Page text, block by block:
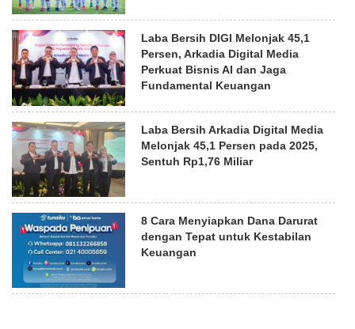
Laba Bersih DIGI Melonjak 45,1
Persen, Arkadia Digital Media
Perkuat Bisnis AI dan Jaga
Fundamental Keuangan
Laba Bersih Arkadia Digital Media
Melonjak 45,1 Persen pada 2025,
Sentuh Rp1,76 Miliar
8 Cara Menyiapkan Dana Darurat
dengan Tepat untuk Kestabilan
Keuangan